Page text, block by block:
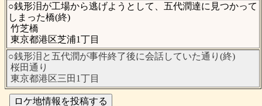
○銭形泪が工場から逃げようとして、五代潤達に見つかって
しまった橋(終)
竹芝橋
東京都港区芝浦1丁目
○銭形泪と五代潤が事件終了後に会話していた通り(終)
桜田通り
東京都港区三田1丁目